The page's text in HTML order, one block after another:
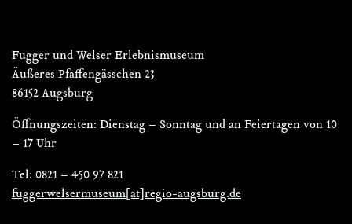
Fugger und Welser Erlebnismuseum
Äußeres Pfaffengässchen 23
86152 Augsburg
Öffnungszeiten: Dienstag – Sonntag und an Feiertagen von 10
– 17 Uhr
Tel: 0821 – 450 97 821
fuggerwelsermuseum[at]regio-augsburg.de